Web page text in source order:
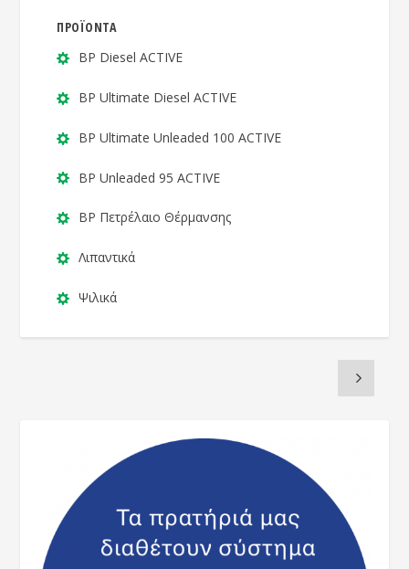
ΠΡΟΪΟΝΤΑ
BP Diesel ACTIVE
BP Ultimate Diesel ACTIVE
BP Ultimate Unleaded 100 ACTIVE
BP Unleaded 95 ACTIVE
BP Πετρέλαιο Θέρμανσης
Λιπαντικά
Ψιλικά